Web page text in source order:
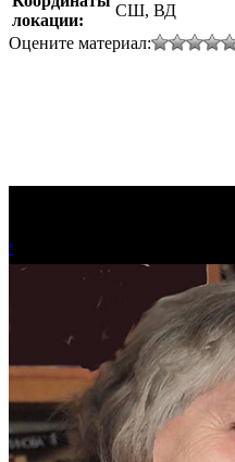
локации:
СШ, ВД
Оцените материал:
!